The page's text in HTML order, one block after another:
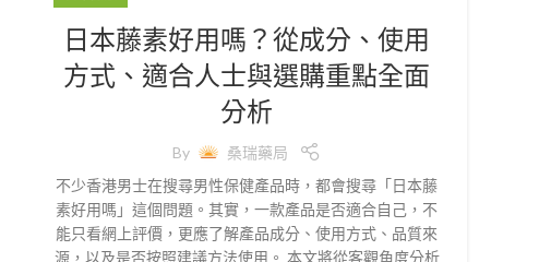
日本藤素好用嗎？從成分、使用
方式、適合人士與選購重點全面
分析
By
桑瑞藥局
不少香港男士在搜尋男性保健產品時，都會搜尋「日本藤
素好用嗎」這個問題。其實，一款產品是否適合自己，不
能只看網上評價，更應了解產品成分、使用方式、品質來
源，以及是否按照建議方法使用。 本文將從客觀角度分析